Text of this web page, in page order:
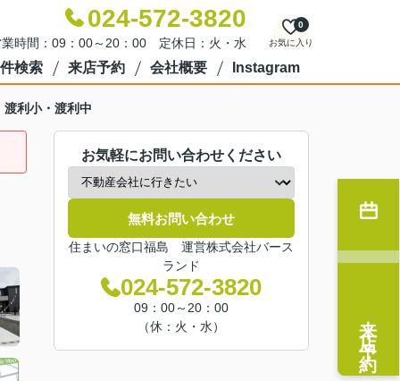
024-572-3820
時間：09：00～20：00 定休日：火・水 お気に入り
0
検索 来店予約 会社概要 Instagram
利小・渡利中
お気軽にお問い合わせください
無料お問い合わせ
住まいの窓口福島 運営株式会社バース
ランド
024-572-3820
09：00～20：00
（休：火・水）
来店予約